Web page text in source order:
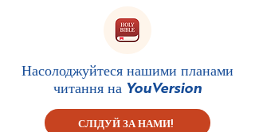
Насолоджуйтеся нашими планами
читання на YouVersion
СЛІДУЙ ЗА НАМИ!